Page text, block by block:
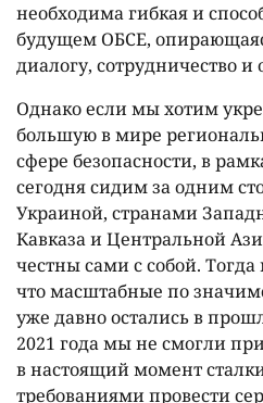
необходима гибкая и
будущем ОБСЕ,
диалогу, сотрудничество
Однако если мы хотим
большую в мире
сфере безопасности, в
сегодня сидим за одним
Украиной, странами
Кавказа и Центральной
честны сами с собой.
что масштабные по
уже давно остались в
2021 года мы не смогли
в настоящий момент
требованиями провести